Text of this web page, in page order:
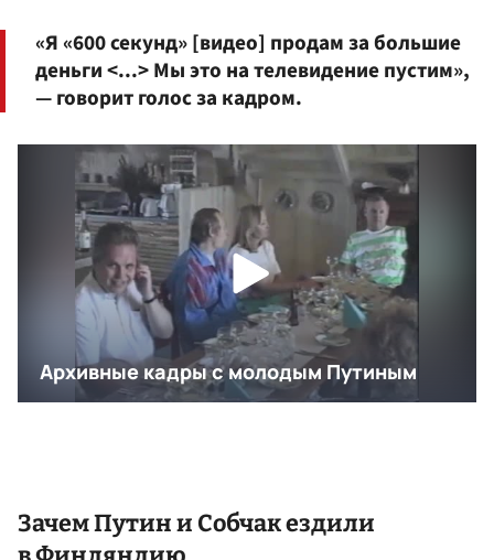
«Я «600 секунд» [видео] продам за большие
деньги <...> Мы это на телевидение пустим»,
— говорит голос за кадром.
Зачем Путин и Собчак ездили